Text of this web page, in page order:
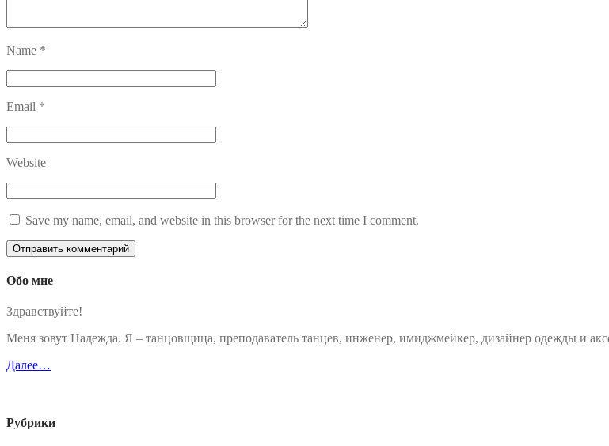
Name *
Email *
Website
Save my name, email, and website in this browser for the next time I comment.
Обо мне
Здравствуйте!
Меня зовут Надежда. Я – танцовщица, преподаватель танцев, инженер, имиджмейкер, дизайнер одежды и
Далее…
Рубрики